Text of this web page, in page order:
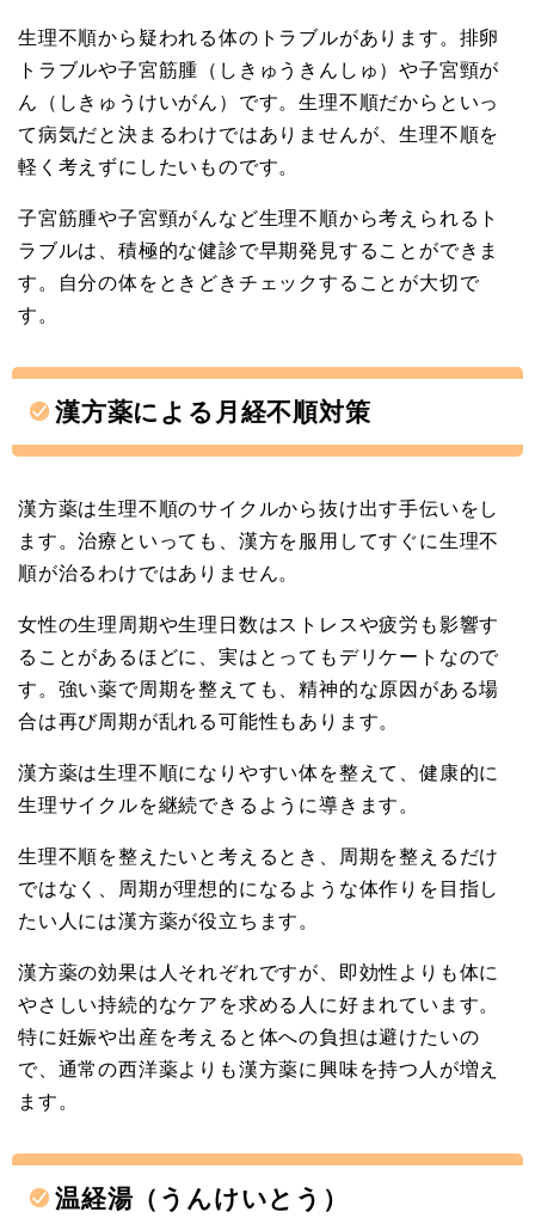
生理不順から疑われる体のトラブルがあります。排卵
トラブルや子宮筋腫（しきゅうきんしゅ）や子宮頸が
ん（しきゅうけいがん）です。生理不順だからといっ
て病気だと決まるわけではありませんが、生理不順を
軽く考えずにしたいものです。
子宮筋腫や子宮頸がんなど生理不順から考えられるト
ラブルは、積極的な健診で早期発見することができま
す。自分の体をときどきチェックすることが大切で
す。
漢方薬による月経不順対策
漢方薬は生理不順のサイクルから抜け出す手伝いをし
ます。治療といっても、漢方を服用してすぐに生理不
順が治るわけではありません。
女性の生理周期や生理日数はストレスや疲労も影響す
ることがあるほどに、実はとってもデリケートなので
す。強い薬で周期を整えても、精神的な原因がある場
合は再び周期が乱れる可能性もあります。
漢方薬は生理不順になりやすい体を整えて、健康的に
生理サイクルを継続できるように導きます。
生理不順を整えたいと考えるとき、周期を整えるだけ
ではなく、周期が理想的になるような体作りを目指し
たい人には漢方薬が役立ちます。
漢方薬の効果は人それぞれですが、即効性よりも体に
やさしい持続的なケアを求める人に好まれています。
特に妊娠や出産を考えると体への負担は避けたいの
で、通常の西洋薬よりも漢方薬に興味を持つ人が増え
ます。
温経湯（うんけいとう）